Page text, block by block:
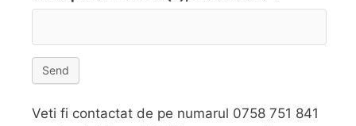
Send
Veti fi contactat de pe numarul 0758 751 841